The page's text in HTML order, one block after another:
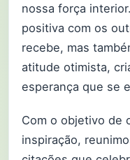
nossa força
positiva com os
recebe, mas
atitude otimista,
esperança que se
Com o objetivo de
inspiração,